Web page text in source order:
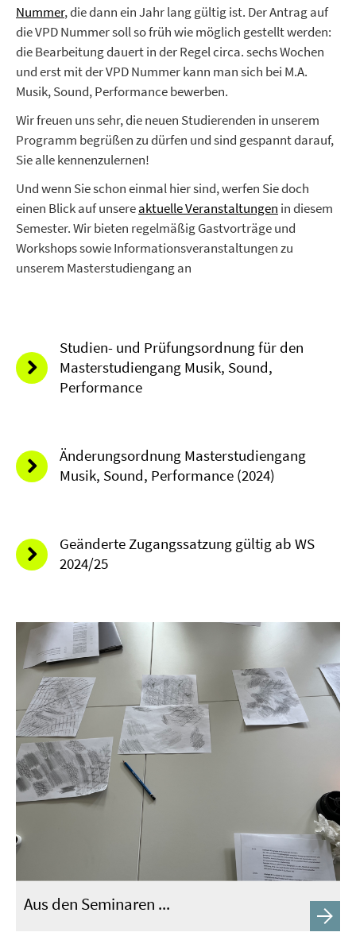
Nummer,die dann ein Jahr lang gültig ist. Der Antrag auf
die VPD Nummer soll so früh wie möglich gestellt werden:
die Bearbeitung dauert in der Regel circa. sechs Wochen
und erst mit der VPD Nummer kann man sich bei M.A.
Musik, Sound, Performance bewerben.
Wir freuen uns sehr, die neuen Studierenden in unserem
Programm begrüßen zu dürfen und sind gespannt darauf,
Sie alle kennenzulernen!
Und wenn Sie schon einmal hier sind, werfen Sie doch
einen Blick auf unsereaktuelle Veranstaltungen in diesem
Semester. Wir bieten regelmäßig Gastvorträge und
Workshops sowie Informationsveranstaltungen zu
unserem Masterstudiengang an
Studien- und Prüfungsordnung für den
Masterstudiengang Musik, Sound,
Performance
Änderungsordnung Masterstudiengang
Musik, Sound, Performance (2024)
Geänderte Zugangssatzung gültig ab WS
2024/25
Aus den Seminaren ...